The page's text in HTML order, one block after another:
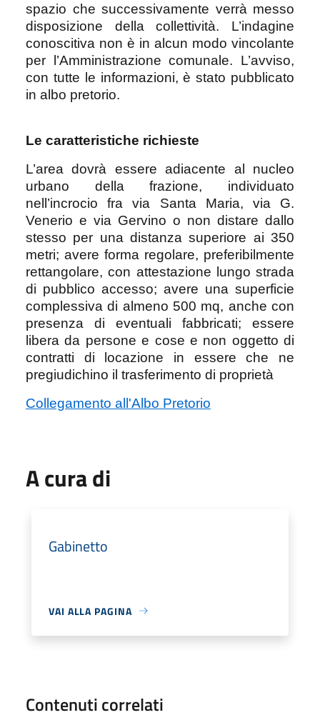
spazio che successivamente verrà messo
disposizione della collettività. L’indagine
conoscitiva non è in alcun modo vincolante
per l’Amministrazione comunale. L’avviso,
con tutte le informazioni, è stato pubblicato
in albo pretorio.
Le caratteristiche richieste
L’area dovrà essere adiacente al nucleo
urbano della frazione, individuato
nell’incrocio fra via Santa Maria, via G.
Venerio e via Gervino o non distare dallo
stesso per una distanza superiore ai 350
metri; avere forma regolare, preferibilmente
rettangolare, con attestazione lungo strada
di pubblico accesso; avere una superficie
complessiva di almeno 500 mq, anche con
presenza di eventuali fabbricati; essere
libera da persone e cose e non oggetto di
contratti di locazione in essere che ne
pregiudichino il trasferimento di proprietà
Collegamento all'Albo Pretorio
A cura di
Gabinetto
VAI ALLA PAGINA
Contenuti correlati